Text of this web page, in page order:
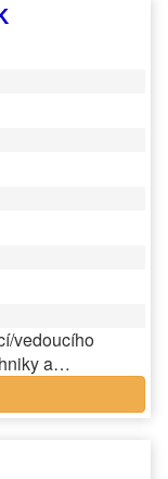
vedoucího
a…